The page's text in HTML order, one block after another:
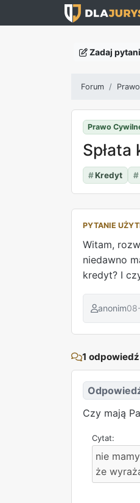
Zadaj
Forum
Prawo
#Kredyt #
PYTANIE
Witam,
niedawno
kredyt? I
anonim
1 odpowiedź
Czy mają
nie
że